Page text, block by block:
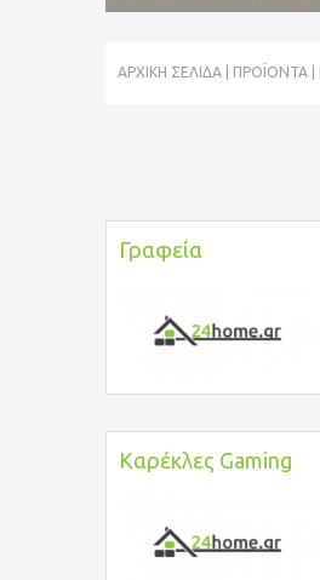
ΑΡΧΙΚΉ ΣΕΛΊΔΑ ΠΡΟΪΌΝΤΑ
Γραφεία
Καρέκλες Gaming